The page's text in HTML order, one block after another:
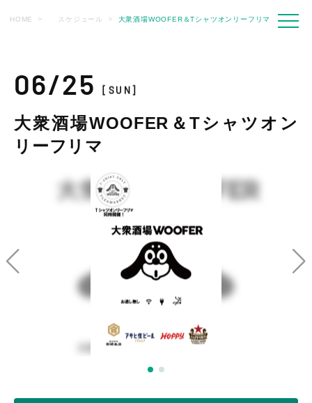
HOME スケジュール 大衆酒場WOOFER＆Tシャツオンリーフリマ
06/25[SUN]
大衆酒場WOOFER＆Tシャツオン
リーフリマ